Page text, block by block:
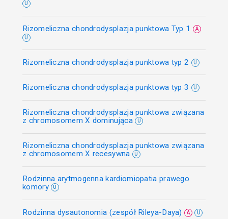
U
Rizomeliczna chondrodysplazja punktowa Typ 1
A
U
Rizomeliczna chondrodysplazja punktowa typ 2 U
Rizomeliczna chondrodysplazja punktowa typ 3 U
Rizomeliczna chondrodysplazja punktowa związana
z chromosomem X dominująca
U
Rizomeliczna chondrodysplazja punktowa związana
z chromosomem X recesywna
U
Rodzinna arytmogenna kardiomiopatia prawego
komory
U
Rodzinna dysautonomia (zespół Rileya-Daya) A U